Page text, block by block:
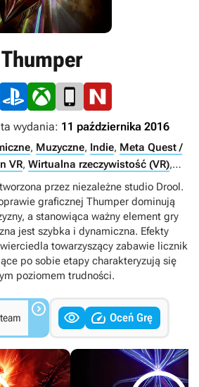
Thumper
wydania: 11 października 2016
, Muzyczne, Indie, Meta Quest /
VR, Wirtualna rzeczywistość (VR),
przez niezależne studio Drool.
graficznej Thumper dominują
a stanowiąca ważny element gry
jest szybka i dynamiczna. Efekty
towarzyszący zabawie licznik
po sobie etapy charakteryzują się
poziomem trudności.
   Oceń Grę